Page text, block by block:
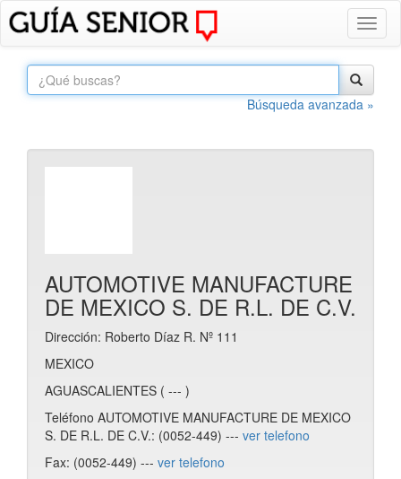
Búsqueda avanzada »
AUTOMOTIVE MANUFACTURE
DE MEXICO S. DE R.L. DE C.V.
Dirección: Roberto Díaz R. Nº 111
MEXICO
AGUASCALIENTES ( --- )
Teléfono AUTOMOTIVE MANUFACTURE DE MEXICO
S. DE R.L. DE C.V.: (0052-449) --- ver telefono
Fax: (0052-449) --- ver telefono